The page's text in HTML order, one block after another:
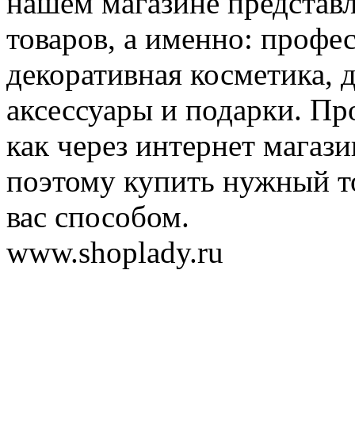
товаров, а именно:
декоративная косметика,
аксессуары и подарки.
как через интернет
поэтому купить нужный
вас способом.
www.shoplady.ru